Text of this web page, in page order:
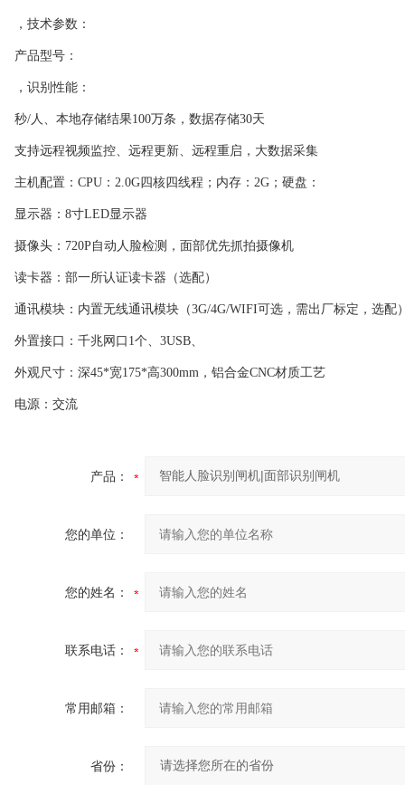
，技术参数：
产品型号：
，识别性能：
秒/人、本地存储结果100万条，数据存储30天
支持远程视频监控、远程更新、远程重启，大数据采集
主机配置：CPU：2.0G四核四线程；内存：2G；硬盘：
显示器：8寸LED显示器
摄像头：720P自动人脸检测，面部优先抓拍摄像机
读卡器：部一所认证读卡器（选配）
通讯模块：内置无线通讯模块（3G/4G/WIFI可选，需出厂标定，选配
外置接口：千兆网口1个、3USB、
外观尺寸：深45*宽175*高300mm，铝合金CNC材质工艺
电源：交流
产品：
您的单位：
您的姓名：
联系电话：
常用邮箱：
省份：